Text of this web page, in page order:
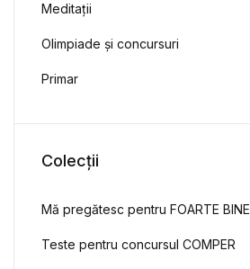
Meditații
Olimpiade și concursuri
Primar
Colecții
Mă pregătesc pentru FOARTE BINE
Teste pentru concursul COMPER